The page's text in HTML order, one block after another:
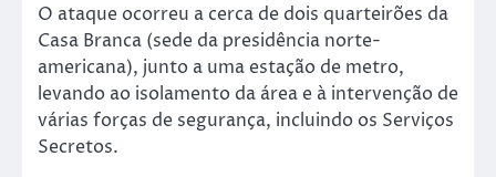
O ataque ocorreu a cerca de dois quarteirões da
Casa Branca (sede da presidência norte-
americana), junto a uma estação de metro,
levando ao isolamento da área e à intervenção de
várias forças de segurança, incluindo os Serviços
Secretos.